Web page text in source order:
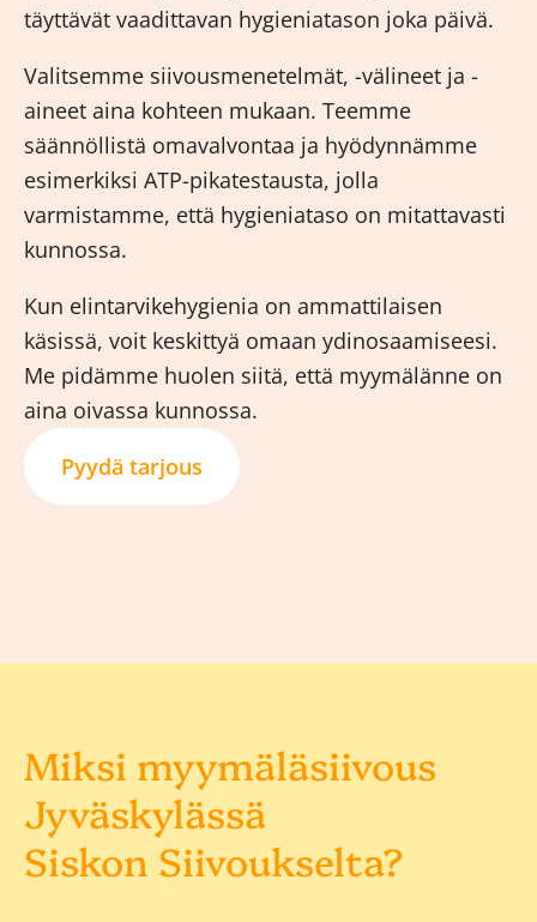
täyttävät vaadittavan hygieniatason joka päivä.
Valitsemme siivousmenetelmät, -välineet ja -
aineet aina kohteen mukaan. Teemme
säännöllistä omavalvontaa ja hyödynnämme
esimerkiksi ATP-pikatestausta, jolla
varmistamme, että hygieniataso on mitattavasti
kunnossa.
Kun elintarvikehygienia on ammattilaisen
käsissä, voit keskittyä omaan ydinosaamiseesi.
Me pidämme huolen siitä, että myymälänne on
aina oivassa kunnossa.
Pyydä tarjous
Miksi myymäläsiivous
Jyväskylässä
Siskon Siivoukselta?